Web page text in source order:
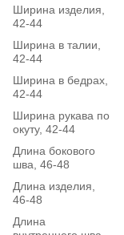
Ширина изделия,
42-44
Ширина в талии,
42-44
Ширина в бедрах,
42-44
Ширина рукава по
окуту, 42-44
Длина бокового
шва, 46-48
Длина изделия,
46-48
Длина